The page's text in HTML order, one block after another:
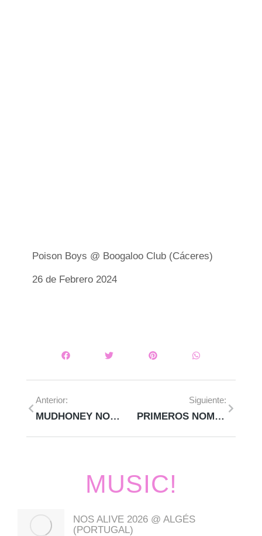
Poison Boys @ Boogaloo Club (Cáceres)
26 de Febrero 2024
Anterior:
MUDHONEY NOS VISITAN EN SEPTIEMBRE DE ESTE AÑO
Siguiente:
PRIMEROS NOMBRES DEL BLUES CAZORLA 2024
MUSIC!
NOS ALIVE 2026 @ ALGÉS
(PORTUGAL)